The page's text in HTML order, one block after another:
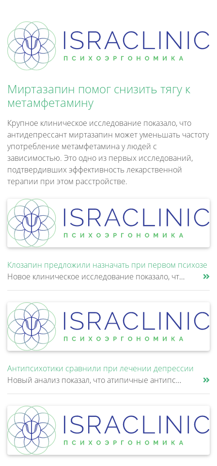
Миртазапин помог снизить тягу к
метамфетамину
Крупное клиническое исследование показало, что
антидепрессант миртазапин может уменьшать частоту
употребление метамфетамина у людей с
зависимостью. Это одно из первых исследований,
подтвердивших эффективность лекарственной
терапии при этом расстройстве.
Клозапин предложили назначать при первом психозе
Новое клиническое исследование показало, что клозапин может быть эффективнее других антипсихотиков уже после первой неуд......
Антипсихотики сравнили при лечении депрессии
Новый анализ показал, что атипичные антипсихотики, которые иногда добавляют к антидепрессантам при большом депрессивном......